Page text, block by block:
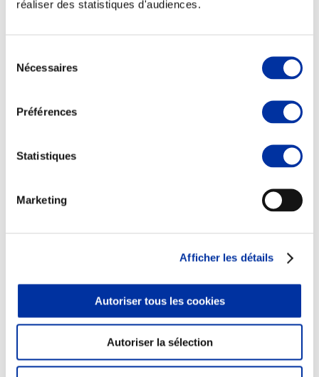
réaliser des statistiques d'audiences.
Nécessaires
Préférences
Statistiques
Marketing
Afficher les détails
Autoriser tous les cookies
Autoriser la sélection
Partenaire Climat
Consommation